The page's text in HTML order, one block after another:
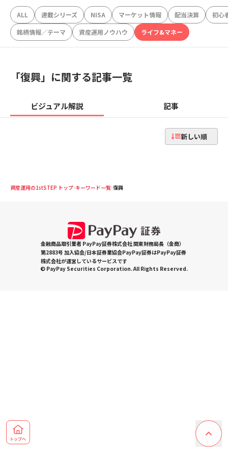
ALL 連載シリーズ NISA マーケット情報 配当決算
初心
銘柄情報／テーマ
資産運用ノウハウ ライフ&マネー
「復興」に関する記事一覧
ビジュアル解説 記事
新しい順
資産運用の1stSTEP トップ キーワード一覧 復興
金融商品取引業者 PayPay証券株式会社 関東財務局長（金商）
第2883号 加入協会/日本証券業協会PayPay証券はPayPay証券
株式会社が運営しているサービスです
© PayPay Securities Corporation. All Rights Reserved.